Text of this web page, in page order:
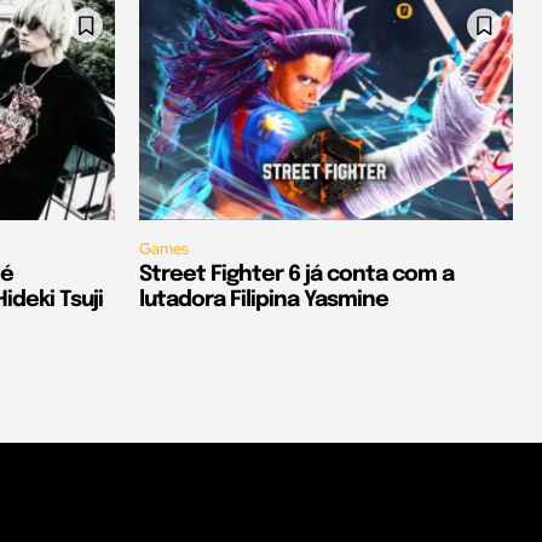
Tsuji
Games
Street Fighter 6 já conta com a
lutadora Filipina Yasmine